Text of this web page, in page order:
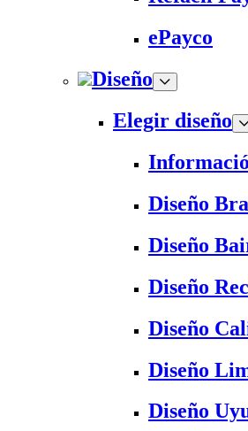
ePayco
Diseño
Elegir diseño
Diseño
Diseño
Diseño
Diseño
Diseño
Diseño